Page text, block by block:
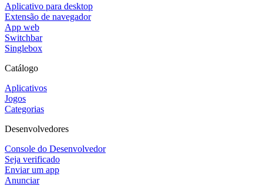
Aplicativo para desktop
Extensão de navegador
App web
Switchbar
Singlebox
Catálogo
Aplicativos
Jogos
Categorias
Desenvolvedores
Console do Desenvolvedor
Seja verificado
Enviar um app
Anunciar